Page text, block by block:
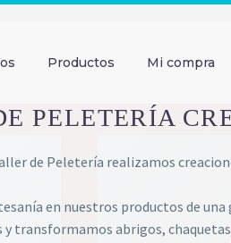
Productos Mi compra
PELETERÍA
de Peletería realizamos
en nuestros productos de
y transformamos abrigos,